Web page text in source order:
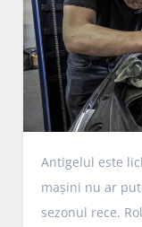
Antigelul este
mașini nu ar
sezonul rece.